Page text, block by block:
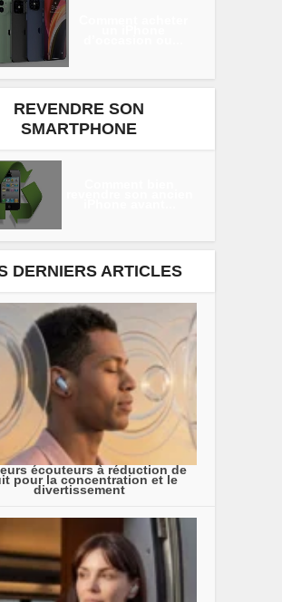
REVENDRE SON
SMARTPHONE
DERNIERS ARTICLES
écouteurs à réduction de
pour la concentration et le
divertissement